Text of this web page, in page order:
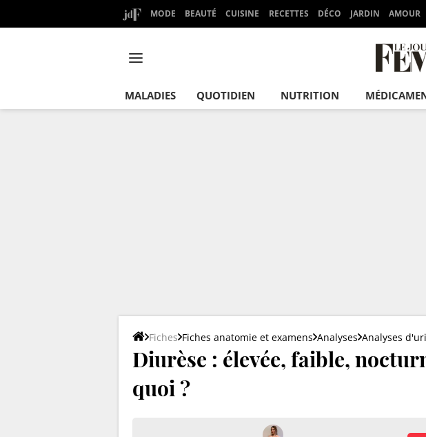
MODE BEAUTÉ CUISINE RECETTES DÉCO JARDIN AMOUR
MALADIES QUOTIDIEN NUTRITION
Fiches Fiches anatomie et examens Analyses Analyses
Diurèse : élevée, faible,
quoi ?